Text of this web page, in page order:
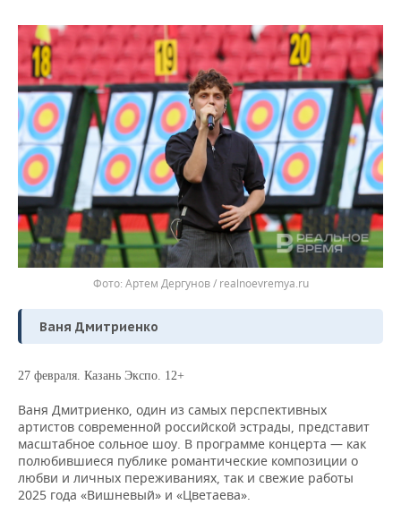
Артем Дергунов / realnoevremya.ru
Ваня Дмитриенко
27 февраля. Казань Экспо. 12+
Ваня Дмитриенко, один из самых перспективных
артистов современной российской эстрады, представит
масштабное сольное шоу. В программе концерта — как
полюбившиеся публике романтические композиции о
любви и личных переживаниях, так и свежие работы
2025 года «Вишневый» и «Цветаева».